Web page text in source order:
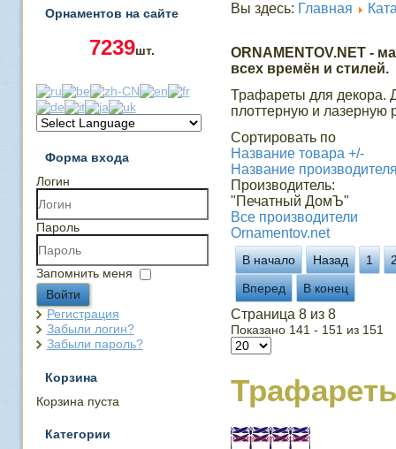
Орнаментов на сайте
7239шт.
Форма входа
Логин
Пароль
Запомнить меня
Войти
Регистрация
Забыли логин?
Забыли пароль?
Корзина
Корзина пуста
Категории
Вы здесь: Главная
ORNAMENTOV.NET -
всех времён и стилей.
Трафареты для декора.
плоттерную и лазерную
Сортировать по
Название товара +/-
Название
Производитель:
"Печатный ДомЪ"
Все производители
Ornamentov.net
В начало Назад 1
Вперед
В конец
Страница 8 из 8
Показано 141 - 151 из 151